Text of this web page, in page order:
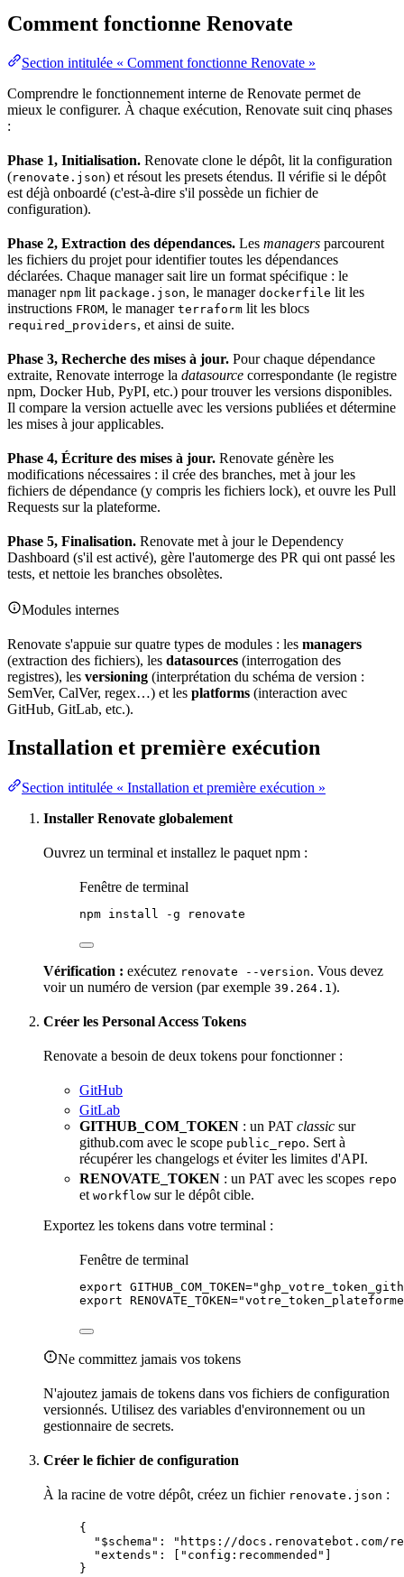
Comment fonctionne Renovate
Section intitulée « Comment fonctionne Renovate »
Comprendre le fonctionnement interne de Renovate permet de
mieux le configurer. À chaque exécution, Renovate suit cinq phases
:
Phase 1, Initialisation. Renovate clone le dépôt, lit la configuration
(renovate.json) et résout les presets étendus. Il vérifie si le dépôt
est déjà onboardé (c'est-à-dire s'il possède un fichier de
configuration).
Phase 2, Extraction des dépendances. Les managers parcourent
les fichiers du projet pour identifier toutes les dépendances
déclarées. Chaque manager sait lire un format spécifique : le
manager npm lit package.json, le manager dockerfile lit les
instructions FROM, le manager terraform lit les blocs
required_providers, et ainsi de suite.
Phase 3, Recherche des mises à jour. Pour chaque dépendance
extraite, Renovate interroge la datasource correspondante (le registre
npm, Docker Hub, PyPI, etc.) pour trouver les versions disponibles.
Il compare la version actuelle avec les versions publiées et détermine
les mises à jour applicables.
Phase 4, Écriture des mises à jour. Renovate génère les
modifications nécessaires : il crée des branches, met à jour les
fichiers de dépendance (y compris les fichiers lock), et ouvre les Pull
Requests sur la plateforme.
Phase 5, Finalisation. Renovate met à jour le Dependency
Dashboard (s'il est activé), gère l'automerge des PR qui ont passé les
tests, et nettoie les branches obsolètes.
Modules internes
Renovate s'appuie sur quatre types de modules : les managers
(extraction des fichiers), les datasources (interrogation des
registres), les versioning (interprétation du schéma de version :
SemVer, CalVer, regex…) et les platforms (interaction avec
GitHub, GitLab, etc.).
Installation et première exécution
Section intitulée « Installation et première exécution »
Installer Renovate globalement
Ouvrez un terminal et installez le paquet npm :
Fenêtre de terminal
npm install -g renovate
Vérification : exécutez renovate --version. Vous devez
voir un numéro de version (par exemple 39.264.1).
Créer les Personal Access Tokens
Renovate a besoin de deux tokens pour fonctionner :
GitHub
GitLab
GITHUB_COM_ TOKEN : un PAT classic sur
github.com avec le scope public_repo. Sert à
récupérer les changelogs et éviter les limites d'API.
RENOVATE_TOKEN : un PAT avec les scopes repo
et workflow sur le dépôt cible.
Exportez les tokens dans votre terminal :
Fenêtre de terminal
export GITHUB_COM_TOKEN="
export RENOVATE_TOKEN="votre_token_plateforme
Ne committez jamais vos tokens
N'ajoutez jamais de tokens dans vos fichiers de configuration
versionnés. Utilisez des variables d'environnement ou un
gestionnaire de secrets.
Créer le fichier de configuration
À la racine de votre dépôt, créez un fichier renovate.json :
{
"$schema" : " https://docs.renovatebot.com/
"extends" : [ " config:recommended "
}